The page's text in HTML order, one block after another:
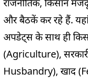
और बैठकें कर रहे हैं. यहां
अपडेट्स के साथ ही
(Agriculture),
Husbandry), खाद